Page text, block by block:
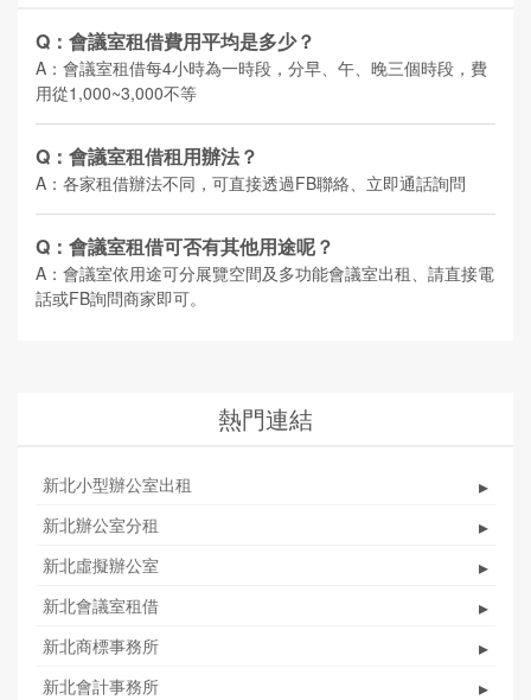
Q：會議室租借費用平均是多少？
A：會議室租借每4小時為一時段，分早、午、晚三個時段，費
用從1,000~3,000不等
Q：會議室租借租用辦法？
A：各家租借辦法不同，可直接透過FB聯絡、立即通話詢問
Q：會議室租借可否有其他用途呢？
A：會議室依用途可分展覽空間及多功能會議室出租、請直接電
話或FB詢問商家即可。
熱門連結
新北小型辦公室出租 ▸
新北辦公室分租 ▸
新北虛擬辦公室 ▸
新北會議室租借 ▸
新北商標事務所 ▸
新北會計事務所 ▸